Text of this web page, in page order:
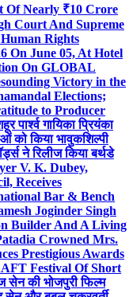
Of Nearly ₹10 Crore
Court And Supreme
Rights
On June 05, At Hotel
On GLOBAL
Victory in the
Elections;
to Producer
पार्श्व गायिका प्रियंका
को किया भावुकशिल्पी
ने रिलीज किया बर्थडे
V. K. Dubey,
Receives
Bar & Bench
Joginder Singh
Builder And A Living
Crowned Mrs.
Prestigious Awards
Festival Of Short
सेन की भोजपुरी फिल्म